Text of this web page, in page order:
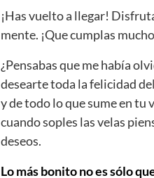
¡Has vuelto a llegar!
mente. ¡Que cumplas
¿Pensabas que me había
desearte toda la felicidad
y de todo lo que sume en tu
cuando soples las velas
deseos.
Lo más bonito no es sólo